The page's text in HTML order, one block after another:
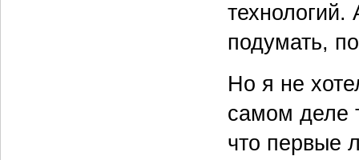
технологий.
подумать,
Но я не
самом деле
что первые